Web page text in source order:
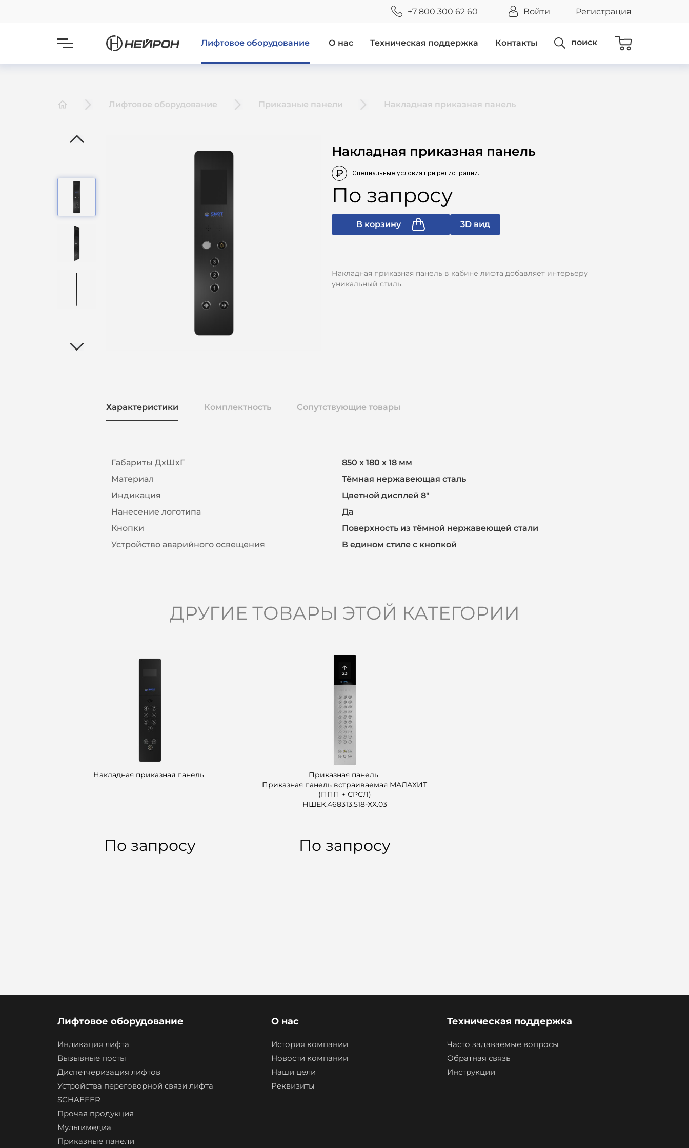
+7 800 300 62 60 Войти Регистрация
Лифтовое оборудование О нас Техническая поддержка Контакты поиск
Лифтовое оборудование Приказные панели Накладная приказная панель
Накладная приказная панель
По запросу
В корзину 3D вид
Накладная приказная панель в кабине лифта добавляет интерьеру
уникальный стиль.
Характеристики Комплектность Сопутствующие товары
Габариты ДхШхГ
850 х 180 х 18 мм
Материал
Тёмная нержавеющая сталь
Индикация
Цветной дисплей 8″
Нанесение логотипа
Да
Кнопки
Поверхность из тёмной нержавеющей стали
Устройство аварийного освещения
В едином стиле с кнопкой
ДРУГИЕ ТОВАРЫ ЭТОЙ КАТЕГОРИИ
Накладная приказная панель
По запросу
Приказная панель
Приказная панель встраиваемая МАЛАХИТ
(ППП + СРСЛ)
НШЕК.468313.518-ХХ.03
По запросу
Лифтовое оборудование
Индикация лифта
Вызывные посты
Диспетчеризация лифтов
Устройства переговорной связи лифта
SCHAEFER
Прочая продукция
Мультимедиа
Приказные панели
О нас
История компании
Новости компании
Наши цели
Реквизиты
Техническая поддержка
Часто задаваемые вопросы
Обратная связь
Инструкции